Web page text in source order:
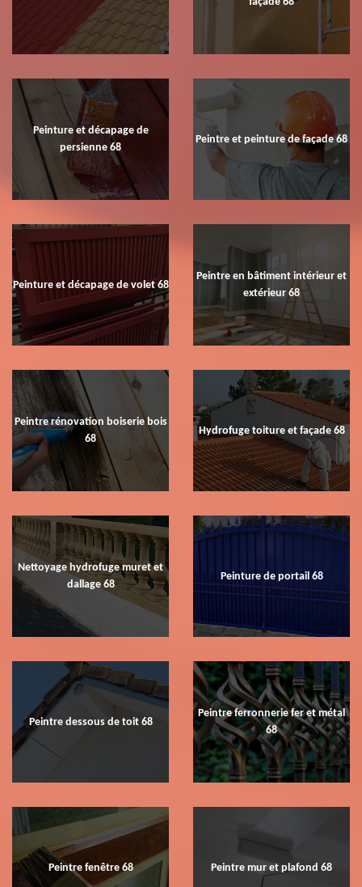
Peinture et décapage de
persienne 68
Peintre et peinture de façade 68
Peinture et décapage de volet 68
Peintre en bâtiment intérieur et
extérieur 68
Peintre rénovation boiserie bois
68
Hydrofuge toiture et façade 68
Nettoyage hydrofuge muret et
dallage 68
Peinture de portail 68
Peintre dessous de toit 68
Peintre ferronnerie fer et métal
68
Peintre fenêtre 68 Peintre mur et plafond 68